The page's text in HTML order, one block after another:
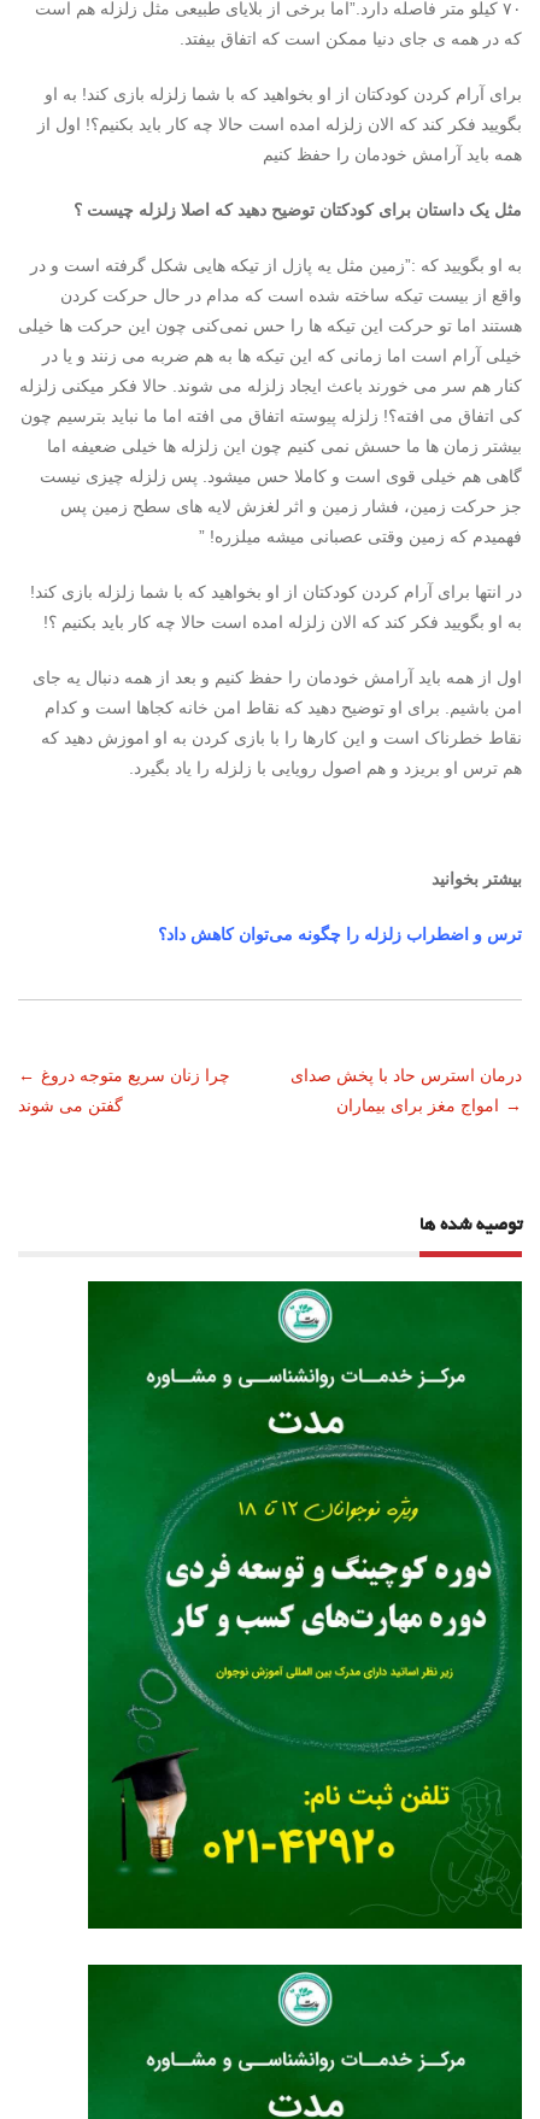
۷۰ کیلو متر فاصله دارد.”اما برخی از بلایای طبیعی مثل زلزله هم است
که در همه ی جای دنیا ممکن است که اتفاق بیفتد.
برای آرام کردن کودکتان از او بخواهید که با شما زلزله بازی کند! به او
بگویید فکر کند که الان زلزله امده است حالا چه کار باید بکنیم؟! اول از
همه باید آرامش خودمان را حفظ کنیم
مثل یک داستان برای کودکتان توضیح دهید که اصلا زلزله چیست ؟
به او بگویید که :”زمین مثل یه پازل از تیکه هایی شکل گرفته است و در
واقع از بیست تیکه ساخته شده است که مدام در حال حرکت کردن
هستند اما تو حرکت این تیکه ها را حس نمی‌کنی چون این حرکت ها خیلی
خیلی آرام است اما زمانی که این تیکه ها به هم ضربه می زنند و یا در
کنار هم سر می خورند باعث ایجاد زلزله می شوند. حالا فکر میکنی زلزله
کی اتفاق می افته؟! زلزله پیوسته اتفاق می افته اما ما نباید بترسیم چون
بیشتر زمان ها ما حسش نمی کنیم چون این زلزله ها خیلی ضعیفه اما
گاهی هم خیلی قوی است و کاملا حس میشود. پس زلزله چیزی نیست
جز حرکت زمین، فشار زمین و اثر لغزش لایه های سطح زمین پس
فهمیدم که زمین وقتی عصبانی میشه میلزره! ”
در انتها برای آرام کردن کودکتان از او بخواهید که با شما زلزله بازی کند!
به او بگویید فکر کند که الان زلزله امده است حالا چه کار باید بکنیم ؟!
اول از همه باید آرامش خودمان را حفظ کنیم و بعد از همه دنبال یه جای
امن باشیم. برای او توضیح دهید که نقاط امن خانه کجاها است و کدام
نقاط خطرناک است و این کارها را با بازی کردن به او اموزش دهید که
هم ترس او بریزد و هم اصول رویایی با زلزله را یاد بگیرد.
بیشتر بخوانید
ترس و اضطراب زلزله را چگونه می‌توان کاهش داد؟
ناوبری
نوشته
← چرا زنان سریع متوجه دروغ
گفتن می شوند
درمان استرس حاد با پخش صدای
امواج مغز برای بیماران →
توصیه شده ها